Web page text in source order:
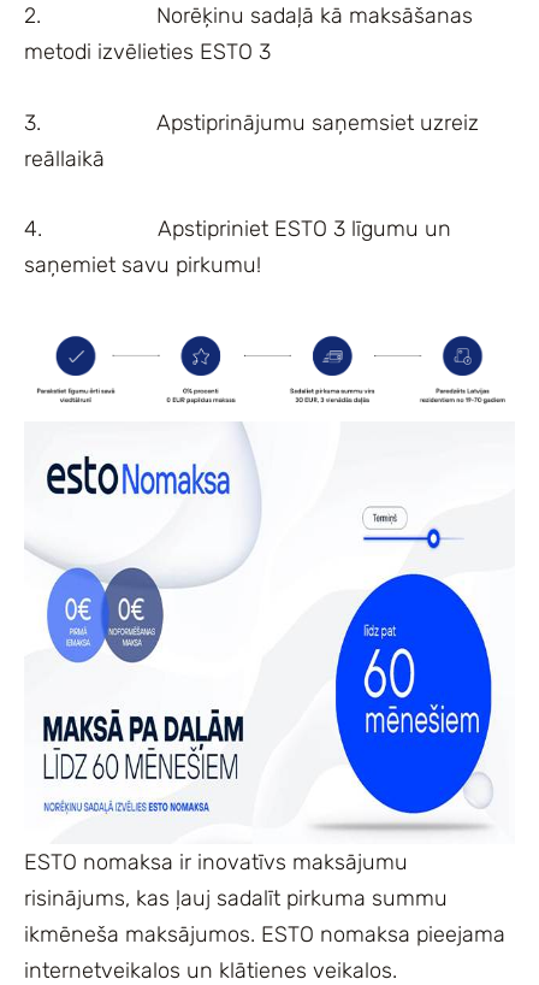
2.
Norēķinu sadaļā kā maksāšanas
metodi izvēlieties ESTO 3
3.
Apstiprinājumu saņemsiet uzreiz
reāllaikā
4.
Apstipriniet ESTO 3 līgumu un
saņemiet savu pirkumu!
ESTO nomaksa ir inovatīvs maksājumu
risinājums, kas ļauj sadalīt pirkuma summu
ikmēneša maksājumos. ESTO nomaksa pieejama
internetveikalos un klātienes veikalos.